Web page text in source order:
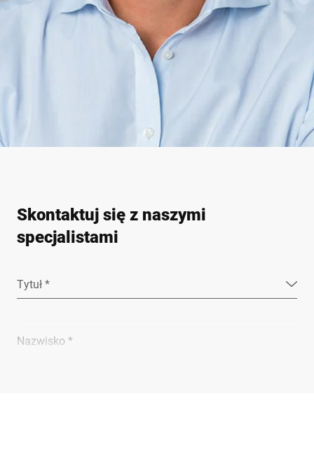
Skontaktuj się z naszymi
specjalistami
Tytuł *
Nazwisko *